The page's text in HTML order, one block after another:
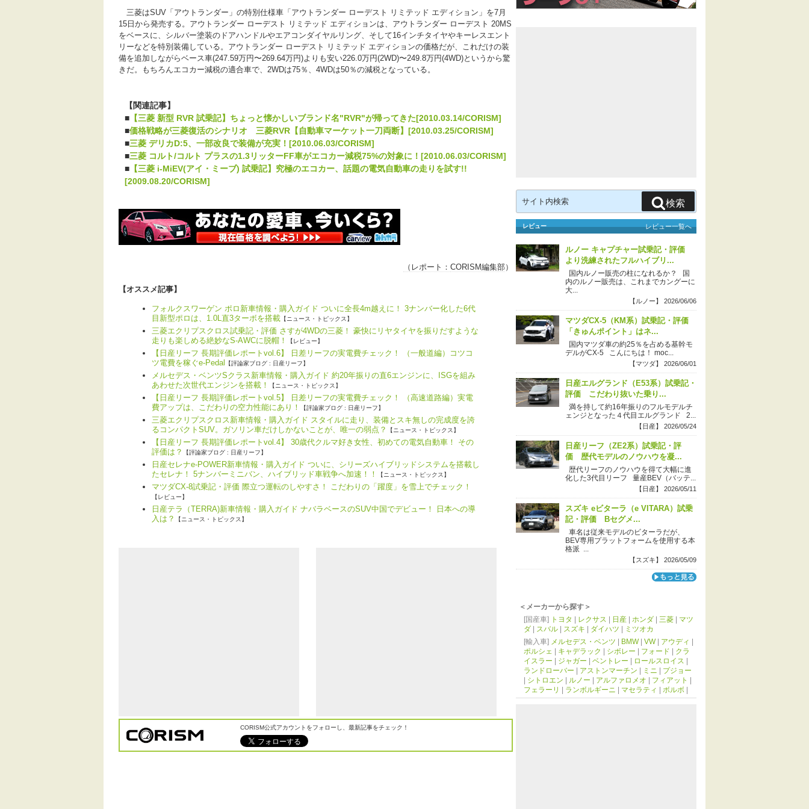
三菱はSUV「アウトランダー」の特別仕様車「アウトランダー ローデスト リミテッド エディション」を7月
15日から発売する。アウトランダー ローデスト リミテッド エディションは、アウトランダー ローデスト 20MS
をベースに、シルバー塗装のドアハンドルやエアコンダイヤルリング、そして16インチタイヤやキーレスエント
リーなどを特別装備している。アウトランダー ローデスト リミテッド エディションの価格だが、これだけの装
備を追加しながらベース車(247.59万円〜269.64万円)よりも安い226.0万円(2WD)〜249.8万円(4WD)というから驚
きだ。もちろんエコカー減税の適合車で、2WDは75％、4WDは50％の減税となっている。
【関連記事】
■ 【三菱 新型 RVR 試乗記】ちょっと懐かしいブランド名"RVR"が帰ってきた[2010.03.14/CORISM]
■価格戦略が三菱復活のシナリオ 三菱RVR【自動車マーケット一刀両断】[2010.03.25/CORISM]
■三菱 デリカD:5、一部改良で装備が充実！[2010.06.03/CORISM]
■三菱 コルト/コルト プラスの1.3リッターFF車がエコカー減税75%の対象に！[2010.06.03/CORISM]
■ 【三菱 i-MiEV(アイ・ミーブ) 試乗記】究極のエコカー、話題の電気自動車の走りを試す!!
[2009.08.20/CORISM]
（レポート： CORISM編集部）
【オススメ記事】
フォルクスワーゲン ポロ新車情報・購入ガイド ついに全長4m越えに！ 3ナンバー化した6代
目新型ポロは、1.0L直3ターボを搭載 【ニュース・トピックス】
三菱エクリプスクロス試乗記・評価 さすが4WDの三菱！ 豪快にリヤタイヤを振りだすような
走りも楽しめる絶妙なS-AWCに脱帽！
【レビュー】
【日産リーフ 長期評価レポートvol.6】 日差リーフの実電費チェック！ （一般道編）コツコ
ツ電費を稼ぐe-Pedal
【評論家ブログ : 日産リーフ】
メルセデス・ベンツSクラス新車情報・購入ガイド 約20年振りの直6エンジンに、ISGを組み
あわせた次世代エンジンを搭載！
【ニュース・トピックス】
【日産リーフ 長期評価レポートvol.5】 日差リーフの実電費チェック！ （高速道路編）実電
費アップは、こだわりの空力性能にあり！
【評論家ブログ : 日産リーフ】
三菱エクリプスクロス新車情報・購入ガイド スタイルに走り、装備とスキ無しの完成度を誇
るコンパクトSUV。ガソリン車だけしかないことが、唯一の弱点？
【ニュース・トピックス】
【日産リーフ 長期評価レポートvol.4】 30歳代クルマ好き女性、初めての電気自動車！ その
評価は？
【評論家ブログ : 日産リーフ】
日産セレナe-POWER新車情報・購入ガイド ついに、シリーズハイブリッドシステムを搭載し
たセレナ！ 5ナンバーミニバン、ハイブリッド車戦争へ加速！！
【ニュース・トピックス】
マツダCX-8試乗記・評価 際立つ運転のしやすさ！ こだわりの「躍度」を雪上でチェック！
【レビュー】
日産テラ（TERRA)新車情報・購入ガイド ナバラベースのSUV中国でデビュー！ 日本への導
入は？
【ニュース・トピックス】
CORISM公式アカウントをフォローし、最新記事をチェック！
索:
検索
レビュー レビュー一覧へ
ルノー キャプチャー試乗記・評価
より洗練されたフルハイブリ...
国内ルノー販売の柱になれるか？ 国
内のルノー販売は、これまでカングーに
大...
【ルノー】 2026/06/06
マツダCX-5（KM系）試乗記・評価
「きゅんポイント」はネ...
国内マツダ車の約25％を占める基幹モ
デルがCX-5 こんにちは！ moc...
【マツダ】 2026/06/01
日産エルグランド（E53系）試乗記・
評価 こだわり抜いた乗り...
満を持して約16年振りのフルモデルチ
ェンジとなった４代目エルグランド 2...
【日産】 2026/05/24
日産リーフ（ZE2系）試乗記・評
価 歴代モデルのノウハウを凝...
歴代リーフのノウハウを得て大幅に進
化した3代目リーフ 量産BEV（バッテ...
【日産】 2026/05/11
スズキ eビターラ（e VITARA）試乗
記・評価 Bセグメ...
車名は従来モデルのビターラだが、
BEV専用プラットフォームを使用する本
格派 ...
【スズキ】 2026/05/09
＜メーカーから探す＞
[国産車] トヨタ レクサス 日産 ホンダ 三菱
マツ
ダ
スバル スズキ ダイハツ
ミツオカ
[輸入車] メルセデス・ベンツ BMW| VW| アウディ
ポルシェ
キャデラック シボレー フォード
クラ
イスラー
ジャガー ベントレー ロールスロイス
ランドローバー
アストンマーチン ミニ
プジョー
シトロエン ルノー アルファロメオ フィアット
フェラーリ
ランボルギーニ マセラティ ボルボ